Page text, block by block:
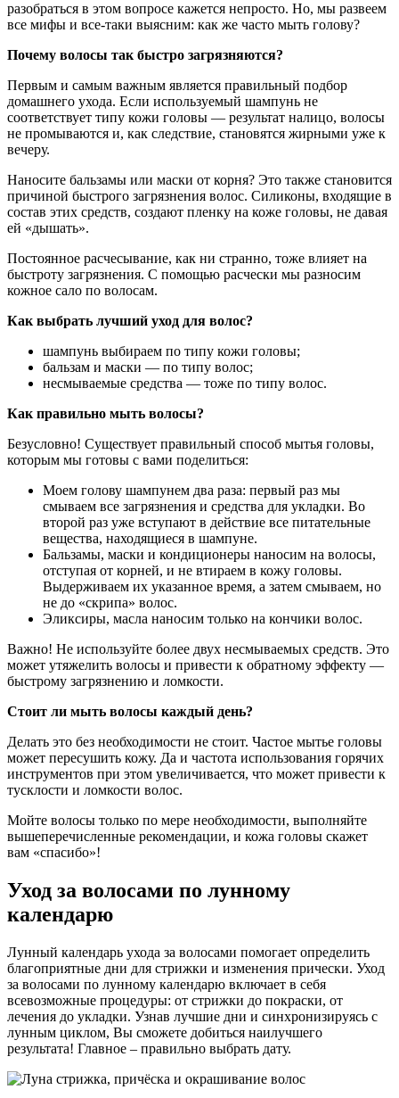
разобраться в этом вопросе кажется непросто. Но, мы развеем
все мифы и все-таки выясним: как же часто мыть голову?
Почему волосы так быстро загрязняются?
Первым и самым важным является правильный подбор
домашнего ухода. Если используемый шампунь не
соответствует типу кожи головы — результат налицо, волосы
не промываются и, как следствие, становятся жирными уже к
вечеру.
Наносите бальзамы или маски от корня? Это также становится
причиной быстрого загрязнения волос. Силиконы, входящие в
состав этих средств, создают пленку на коже головы, не давая
ей «дышать».
Постоянное расчесывание, как ни странно, тоже влияет на
быстроту загрязнения. С помощью расчески мы разносим
кожное сало по волосам.
Как выбрать лучший уход для волос?
шампунь выбираем по типу кожи головы;
бальзам и маски — по типу волос;
несмываемые средства — тоже по типу волос.
Как правильно мыть волосы?
Безусловно! Существует правильный способ мытья головы,
которым мы готовы с вами поделиться:
Моем голову шампунем два раза: первый раз мы
смываем все загрязнения и средства для укладки. Во
второй раз уже вступают в действие все питательные
вещества, находящиеся в шампуне.
Бальзамы, маски и кондиционеры наносим на волосы,
отступая от корней, и не втираем в кожу головы.
Выдерживаем их указанное время, а затем смываем, но
не до «скрипа» волос.
Эликсиры, масла наносим только на кончики волос.
Важно! Не используйте более двух несмываемых средств. Это
может утяжелить волосы и привести к обратному эффекту —
быстрому загрязнению и ломкости.
Стоит ли мыть волосы каждый день?
Делать это без необходимости не стоит. Частое мытье головы
может пересушить кожу. Да и частота использования горячих
инструментов при этом увеличивается, что может привести к
тусклости и ломкости волос.
Мойте волосы только по мере необходимости, выполняйте
вышеперечисленные рекомендации, и кожа головы скажет
вам «спасибо»!
Уход за волосами по лунному
календарю
Лунный календарь ухода за волосами помогает определить
благоприятные дни для стрижки и изменения прически. Уход
за волосами по лунному календарю включает в себя
всевозможные процедуры: от стрижки до покраски, от
лечения до укладки. Узнав лучшие дни и синхронизируясь с
лунным циклом, Вы сможете добиться наилучшего
результата! Главное – правильно выбрать дату.